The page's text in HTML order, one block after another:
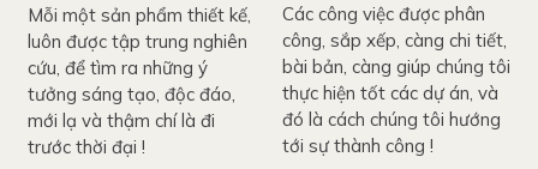
Mỗi một sản phẩm thiết kế,
luôn được tập trung nghiên
cứu, để tìm ra những ý
tưởng sáng tạo, độc đáo,
mới lạ và thậm chí là đi
trước thời đại !
Các công việc được phân
công, sắp xếp, càng chi tiết,
bài bản, càng giúp chúng tôi
thực hiện tốt các dự án, và
đó là cách chúng tôi hướng
tới sự thành công !